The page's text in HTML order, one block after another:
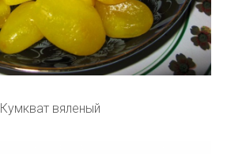
Кумкват вяленый